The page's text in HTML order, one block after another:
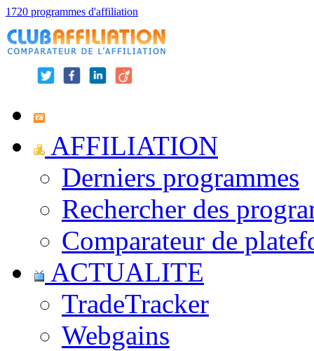
1720 programmes d'affiliation
AFFILIATION
Derniers programmes
Rechercher des
Comparateur de
ACTUALITE
TradeTracker
Webgains